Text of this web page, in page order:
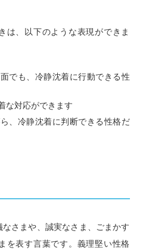
は、以下のような表現ができま
でも、冷静沈着に行動できる性
な対応ができます
、冷静沈着に判断できる性格だ
なさまや、誠実なさま、ごまかす
を表す言葉です。義理堅い性格